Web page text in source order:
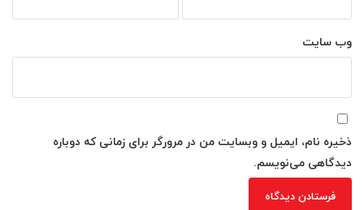
وب‌ سایت
ذخیره نام، ایمیل و وبسایت من در مرورگر برای زمانی که دوباره
دیدگاهی می‌نویسم.